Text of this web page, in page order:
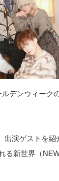
デンウィーク
演ゲストを紹
新世界（